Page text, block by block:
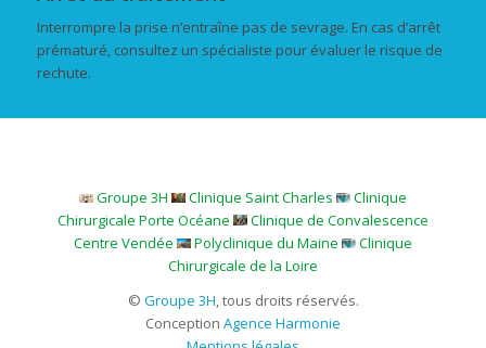
Interrompre la prise n’entraîne pas de sevrage. En cas d’arrêt
prématuré, consultez un spécialiste pour évaluer le risque de
rechute.
Groupe 3H Clinique Saint Charles
Clinique
Chirurgicale Porte Océane
Clinique de Convalescence
Centre Vendée
Polyclinique du Maine
Clinique
Chirurgicale de la Loire
© Groupe 3H, tous droits réservés.
Conception Agence Harmonie